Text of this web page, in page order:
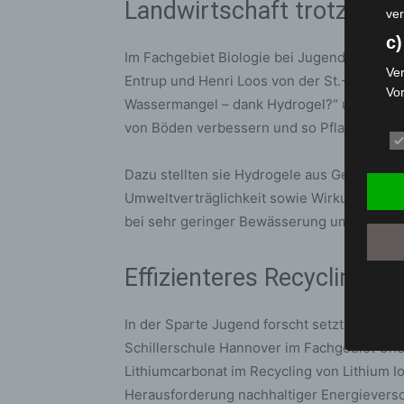
Landwirtschaft trotz
Im Fachgebiet Biologie bei Jugend forscht
Entrup und Henri Loos von der St.-Ursula-
Wassermangel – dank Hydrogel?“
von Böden verbessern und so
Dazu stellten sie Hydrogele aus Gelatine,
Umweltverträglichkeit sowie Wirkung. Mit
bei sehr geringer Bewässerung um etwa
Effizienteres Recycling
In der Sparte Jugend forscht setzten sich
Schillerschule Hannover im Fachgebiet
Lithiumcarbonat im Recycling von Lithium
Herausforderung nachhaltiger